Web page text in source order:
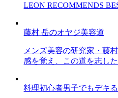
LEON RECOMMENDS
藤村 岳のオヤジ美容道
メンズ美容の研究家・藤
感を覚え、この道を志し
料理初心者男子でもデキ